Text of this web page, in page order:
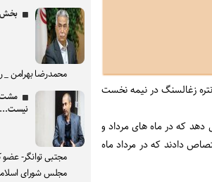
زغالسنگ در نیمه نخست
می دهد که در ماه های مرداد و
۳۶ درصدی را به خود اختصاص دادند که در مرداد ماه
بخش
محمدرضا بهرامن _
مشت
نیست...
مجتبی توانگر-
مجلس شورای